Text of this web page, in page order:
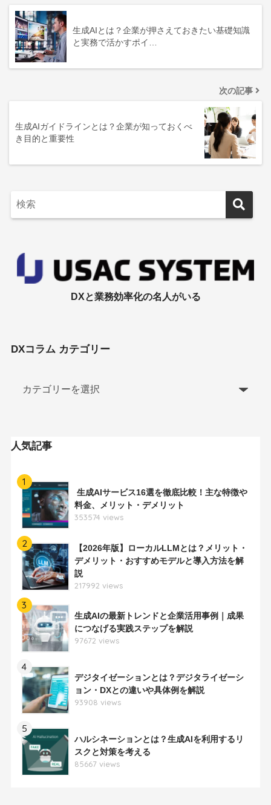
生成AIとは？企業が押さえておきたい基礎知識
と実務で活かすポイ…
次の記事
生成AIガイドラインとは？企業が知っておくべ
き目的と重要性
DXと業務効率化の名人がいる
DXコラム カテゴリー
人気記事
1
生成AIサービス16選を徹底比較！主な特徴や
料金、メリット・デメリット
353574 views
2
【2026年版】ローカルLLMとは？メリット・
デメリット・おすすめモデルと導入方法を解
説
217992 views
3
生成AIの最新トレンドと企業活用事例｜成果
につなげる実践ステップを解説
97672 views
4
デジタイゼーションとは？デジタライゼーシ
ョン・DXとの違いや具体例を解説
93908 views
5
ハルシネーションとは？生成AIを利用するリ
スクと対策を考える
85667 views